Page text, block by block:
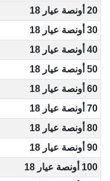
20 أونصة عيار 18
30 أونصة عيار 18
40 أونصة عيار 18
50 أونصة عيار 18
60 أونصة عيار 18
70 أونصة عيار 18
80 أونصة عيار 18
90 أونصة عيار 18
100 أونصة عيار 18